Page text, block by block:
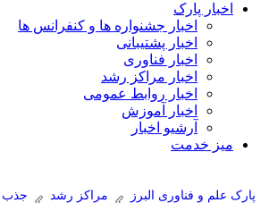
اخبار پارک
اخبار جشنواره ها و کنفرانس ها
اخبار پشتیبانی
اخبار فناوری
اخبار مراکز رشد
اخبار روابط عمومی
اخبار آموزش
آرشیو اخبار
میز خدمت
پارک علم و فناوری البرز مراکز رشد جذب